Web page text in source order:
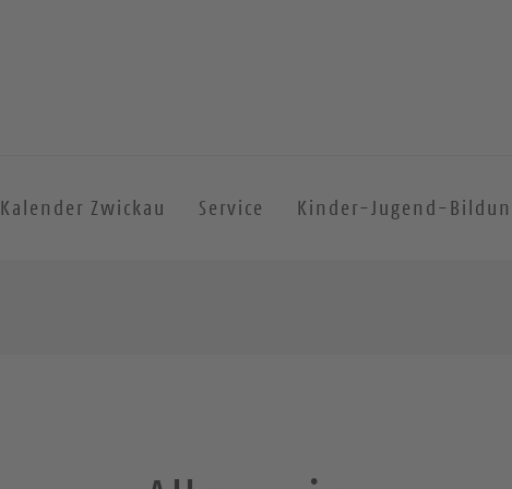
Kalender Zwickau Service Kinder-Jugend-